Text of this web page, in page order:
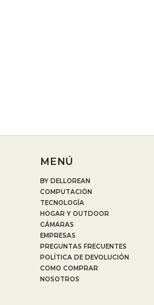
MENÚ
BY DELLOREAN
COMPUTACIÓN
TECNOLOGÍA
HOGAR Y OUTDOOR
CÁMARAS
EMPRESAS
PREGUNTAS FRECUENTES
POLÍTICA DE DEVOLUCIÓN
COMO COMPRAR
NOSOTROS